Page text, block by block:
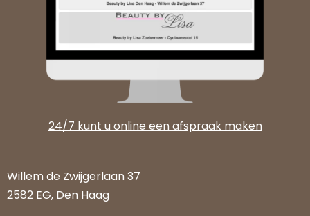
24/7 kunt u online een afspraak maken
Willem de Zwijgerlaan 37
2582 EG, Den Haag